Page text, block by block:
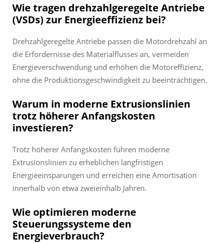
Wie tragen drehzahlgeregelte Antriebe
(VSDs) zur Energieeffizienz bei?
Drehzahlgeregelte Antriebe passen die Motordrehzahl an
die Erfordernisse des Materialflusses an, vermeiden
Energieverschwendung und erhöhen die Motoreffizienz,
ohne die Produktionsgeschwindigkeit zu beeinträchtigen.
Warum in moderne Extrusionslinien
trotz höherer Anfangskosten
investieren?
Trotz höherer Anfangskosten führen moderne
Extrusionslinien zu erheblichen langfristigen
Energieeinsparungen und erreichen eine Amortisation
innerhalb von etwa zweieinhalb Jahren.
Wie optimieren moderne
Steuerungssysteme den
Energieverbrauch?